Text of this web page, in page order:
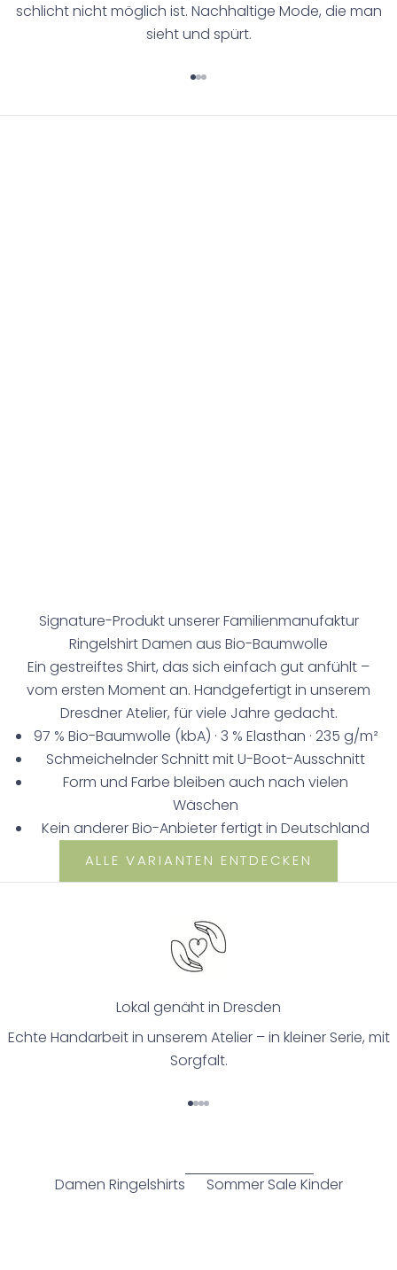
schlicht nicht möglich ist. Nachhaltige Mode, die man
sieht und spürt.
Gehe zu Element 1
Gehe zu Element 2
Gehe zu Element 3
Signature-Produkt unserer Familienmanufaktur
Ringelshirt Damen aus Bio-Baumwolle
Ein gestreiftes Shirt, das sich einfach gut anfühlt –
vom ersten Moment an. Handgefertigt in unserem
Dresdner Atelier, für viele Jahre gedacht.
97 % Bio-Baumwolle (kbA) · 3 % Elasthan · 235 g/m²
Schmeichelnder Schnitt mit U-Boot-Ausschnitt
Form und Farbe bleiben auch nach vielen
Wäschen
Kein anderer Bio-Anbieter fertigt in Deutschland
ALLE VARIANTEN ENTDECKEN
Lokal genäht in Dresden
Echte Handarbeit in unserem Atelier – in kleiner Serie, mit
Sorgfalt.
Gehe zu Element 1
Gehe zu Element 2
Gehe zu Element 3
Gehe zu Element 4
Damen Ringelshirts Sommer Sale Kinder